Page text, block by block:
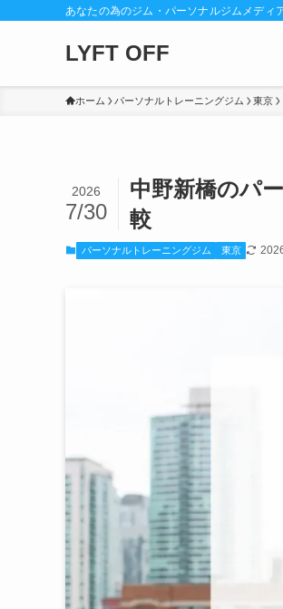
あなたの為のジム・パーソナルジムメディ
LYFT OFF
ホーム パーソナルトレーニングジム 東京
中野新橋のパ
較
2026
7/30
パーソナルトレーニングジム 東京